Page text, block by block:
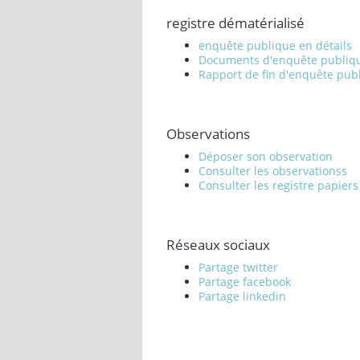
registre dématérialisé
enquête publique en détails
Documents d'enquête
Rapport de fin d'enquête
Observations
Déposer son observation
Consulter les observationss
Consulter les registre papiers
Réseaux sociaux
Partage twitter
Partage facebook
Partage linkedin